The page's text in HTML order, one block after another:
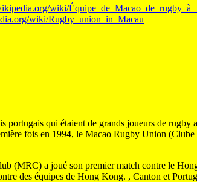
wiki/
wiki/Rugby_union_in_Macau
portugais qui étaient de grands joueurs de
fois en 1994, le Macao Rugby Union
(MRC) a joué son premier match contre le
des équipes de Hong Kong. , Canton et